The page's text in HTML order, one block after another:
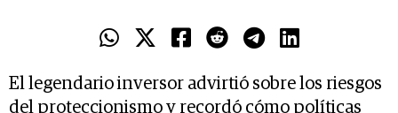
El legendario inversor advirtió sobre los riesgos
del proteccionismo y recordó cómo políticas